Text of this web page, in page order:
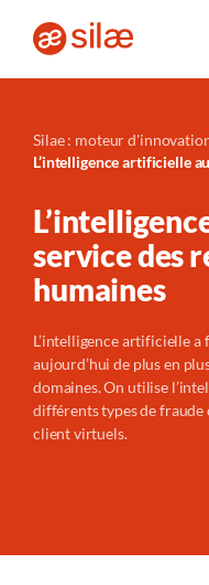
Silae : moteur
L’intelligence artificielle
service des
humaines
L’intelligence artificielle
aujourd’hui de plus en
domaines. On utilise
différents types de fraude
client virtuels.